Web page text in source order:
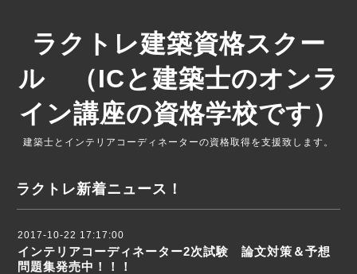
ラクトレ建築資格スクー
ル （ICと建築士のオンラ
イン講座の資格学校です）
建築士とインテリアコーディネーターの資格取得を支援致します。
ラクトレ新着ニュース！
2017-10-22 17:17:00
インテリアコーディネーター2次試験 論文対策＆予想
問題集発売中！！！